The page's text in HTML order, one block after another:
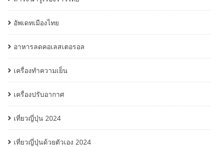
อัพเดทเมืองไทย
อาหารลดคอเลสเตอรอล
เครื่องทำความเย็น
เครื่องปรับอากาศ
เที่ยวญี่ปุ่น 2024
เที่ยวญี่ปุ่นด้วยตัวเอง 2024